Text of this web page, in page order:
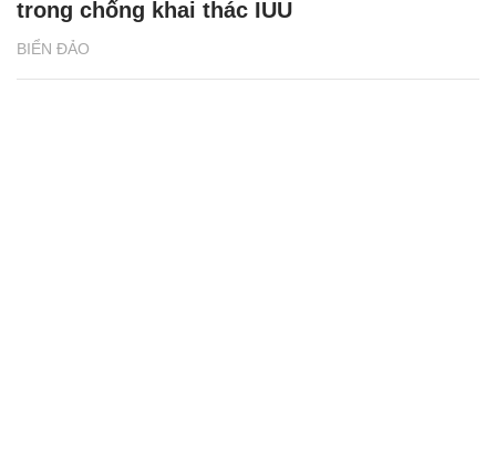
BIỂN ĐẢO
trong chống khai thác IUU